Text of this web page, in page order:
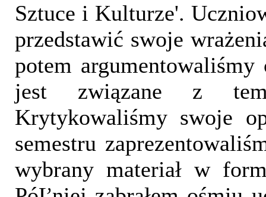
Sztuce i Kulturze'.
przedstawić swoje
potem
jest związane z
Krytykowaliśmy swoje
semestru
wybrany materiał w